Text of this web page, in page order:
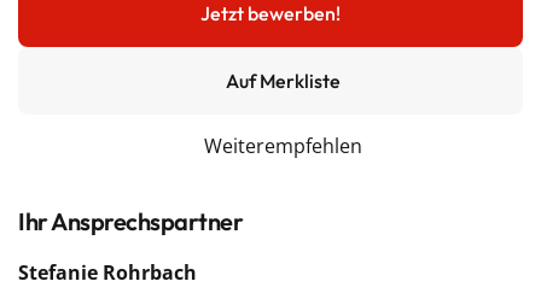
Jetzt bewerben!
Auf Merkliste
Weiterempfehlen
Ihr Ansprechspartner
Stefanie Rohrbach